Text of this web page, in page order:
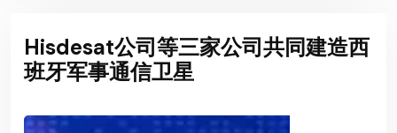
Hisdesat公司等三家公司共同建造西
班牙军事通信卫星